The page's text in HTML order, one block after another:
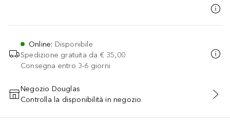
Online: Disponibile
Spedizione gratuita da € 35,00
Consegna entro 3-6 giorni
AGGIUNGI AL CARRELLO
Negozio Douglas
Controlla la disponibilità in negozio